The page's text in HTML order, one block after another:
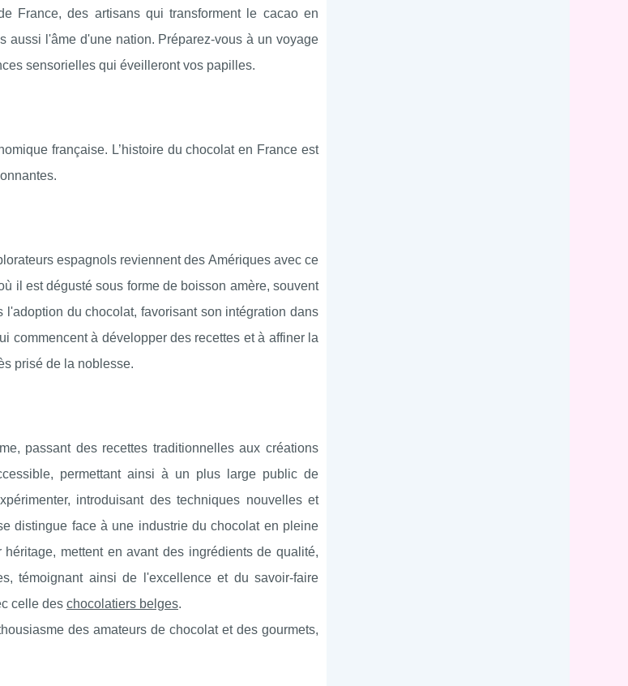
France, des artisans qui transforment le cacao en
l'âme d'une nation. Préparez-vous à un voyage
sensorielles qui éveilleront vos papilles.
française. L’histoire du chocolat en France est
espagnols reviennent des Amériques avec ce
il est dégusté sous forme de boisson amère, souvent
du chocolat, favorisant son intégration dans
commencent à développer des recettes et à affiner la
prisé de la noblesse.
passant des recettes traditionnelles aux créations
permettant ainsi à un plus large public de
introduisant des techniques nouvelles et
distingue face à une industrie du chocolat en pleine
mettent en avant des ingrédients de qualité,
témoignant ainsi de l'excellence et du savoir-faire
celle des chocolatiers belges.
des amateurs de chocolat et des gourmets,